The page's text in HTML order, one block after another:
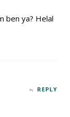
ben ya? Helal
REPLY